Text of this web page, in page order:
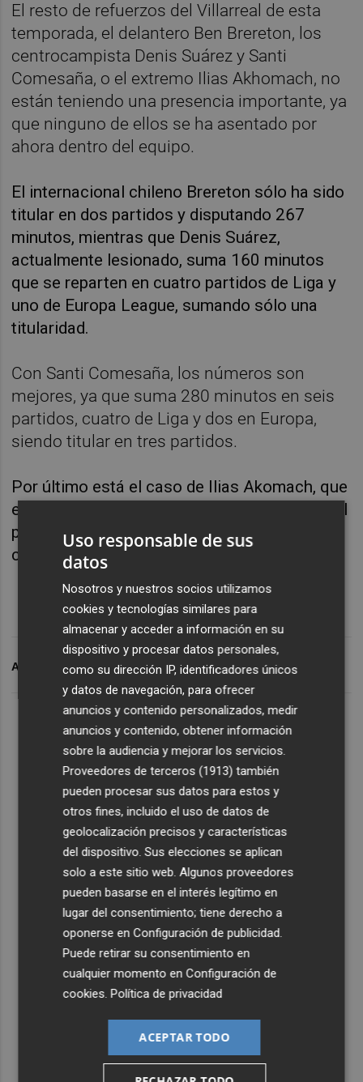
El resto de refuerzos del Villarreal de esta
temporada, el delantero Ben Brereton, los
centrocampista Denis Suárez y Santi
Comesaña, o el extremo Ilias Akhomach, no
están teniendo una presencia importante, ya
que ninguno de ellos se ha asentado por
ahora dentro del equipo.
El internacional chileno Brereton sólo ha sido
titular en dos partidos y disputando 267
minutos, mientras que Denis Suárez,
actualmente lesionado, suma 160 minutos
que se reparten en cuatro partidos de Liga y
uno de Europa League, sumando sólo una
titularidad.
Con Santi Comesaña, los números son
mejores, ya que suma 280 minutos en seis
partidos, cuatro de Liga y dos en Europa,
siendo titular en tres partidos.
Por último está el caso de Ilias Akomach, que
es más un refuerzo a caballo entre el filial y el
primer equipo, lo que le hace ser un jugador
con menos opción de minutos.
ARCHIVADO EN ALEXANDER SORLOTH VILLAR
Uso responsable de sus
datos
Nosotros y nuestros socios utilizamos
cookies y tecnologías similares para
almacenar y acceder a información en su
dispositivo y procesar datos personales,
como su dirección IP, identificadores únicos
y datos de navegación, para ofrecer
anuncios y contenido personalizados, medir
anuncios y contenido, obtener información
sobre la audiencia y mejorar los servicios.
Proveedores de terceros (1913) también
pueden procesar sus datos para estos y
otros fines, incluido el uso de datos de
geolocalización precisos y características
del dispositivo. Sus elecciones se aplican
solo a este sitio web. Algunos proveedores
pueden basarse en el interés legítimo en
lugar del consentimiento; tiene derecho a
oponerse enConfiguración de publicidad
Puede retirar su consentimiento en
cualquier momento enConfiguración de
cookies .Política de privacidad
ACEPTAR TODO